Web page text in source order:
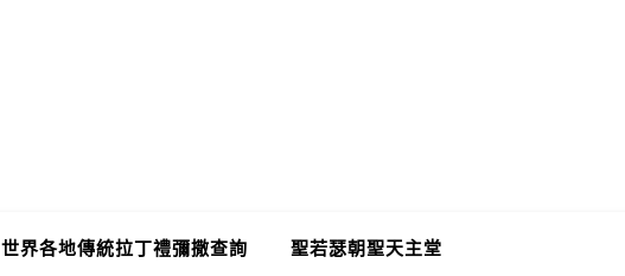
世界各地傳統拉丁禮彌撒查詢 聖若瑟朝聖天主堂